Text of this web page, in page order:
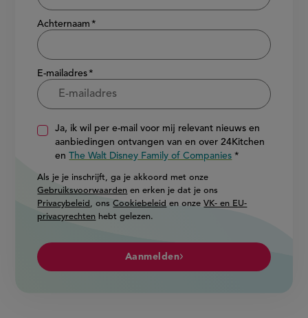
Achternaam
E-mailadres
Ja, ik wil per e-mail voor mij relevant nieuws en
aanbiedingen ontvangen van en over 24Kitchen
enThe Walt Disney Family of Companies
Als je je inschrijft, ga je akkoord met onze
Gebruiksvoorwaarden en erken je dat je ons
Privacybeleid , onsCookiebeleid en onzeVK- en EU-
privacyrechten hebt gelezen.
Aanmelden